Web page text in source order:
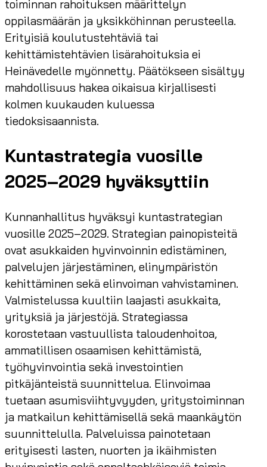
toiminnan rahoituksen määrittelyn
oppilasmäärän ja yksikköhinnan perusteella.
Erityisiä koulutustehtäviä tai
kehittämistehtävien lisärahoituksia ei
Heinävedelle myönnetty. Päätökseen sisältyy
mahdollisuus hakea oikaisua kirjallisesti
kolmen kuukauden kuluessa
tiedoksisaannista.
Kuntastrategia vuosille
2025–2029 hyväksyttiin
Kunnanhallitus hyväksyi kuntastrategian
vuosille 2025–2029. Strategian painopisteitä
ovat asukkaiden hyvinvoinnin edistäminen,
palvelujen järjestäminen, elinympäristön
kehittäminen sekä elinvoiman vahvistaminen.
Valmistelussa kuultiin laajasti asukkaita,
yrityksiä ja järjestöjä. Strategiassa
korostetaan vastuullista taloudenhoitoa,
ammatillisen osaamisen kehittämistä,
työhyvinvointia sekä investointien
pitkäjänteistä suunnittelua. Elinvoimaa
tuetaan asumisviihtyvyyden, yritystoiminnan
ja matkailun kehittämisellä sekä maankäytön
suunnittelulla. Palveluissa painotetaan
erityisesti lasten, nuorten ja ikäihmisten